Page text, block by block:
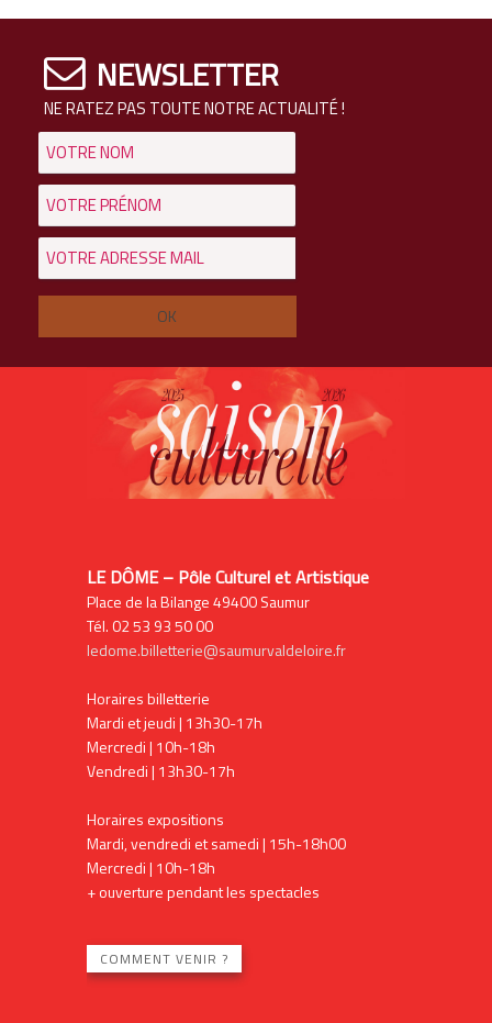
NEWSLETTER
NE RATEZ PAS TOUTE NOTRE ACTUALITÉ !
LE DÔME – Pôle Culturel et Artistique
Place de la Bilange 49400 Saumur
Tél. 02 53 93 50 00
ledome.billetterie@saumurvaldeloire.fr
Horaires billetterie
Mardi et jeudi | 13h30-17h
Mercredi | 10h-18h
Vendredi | 13h30-17h
Horaires expositions
Mardi, vendredi et samedi | 15h-18h00
Mercredi | 10h-18h
+ ouverture pendant les spectacles
COMMENT VENIR ?